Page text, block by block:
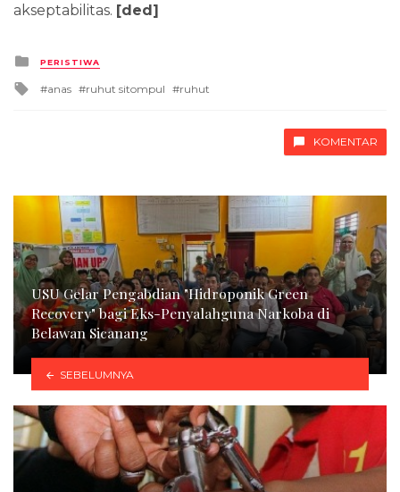
akseptabilitas. [ded]
Posted
in
PERISTIWA
Tagged
anas ruhut sitompul ruhut
KOMENTAR
USU Gelar Pengabdian "Hidroponik Green
Recovery" bagi Eks-Penyalahguna Narkoba di
Belawan Sicanang
SEBELUMNYA